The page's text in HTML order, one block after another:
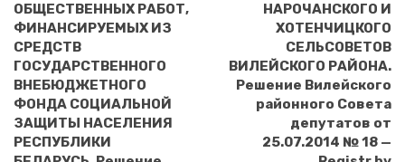
ОБЩЕСТВЕННЫХ РАБОТ,
ФИНАНСИРУЕМЫХ ИЗ
СРЕДСТВ
ГОСУДАРСТВЕННОГО
ВНЕБЮДЖЕТНОГО
ФОНДА СОЦИАЛЬНОЙ
ЗАЩИТЫ НАСЕЛЕНИЯ
РЕСПУБЛИКИ
НАРОЧАНСКОГО И
ХОТЕНЧИЦКОГО
СЕЛЬСОВЕТОВ
ВИЛЕЙСКОГО РАЙОНА.
Решение Вилейского
районного Совета
депутатов от
25.07.2014 № 18 —